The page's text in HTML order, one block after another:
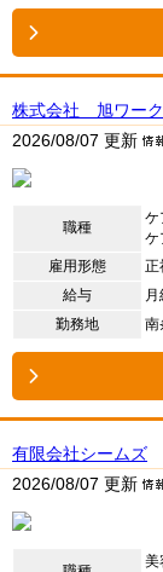
株式会社 旭ワーク
2026/08/07 更新
職種
ケ
ケ
雇用形態
正
給与
勤務地
南
有限会社シームズ
2026/08/07 更新
美